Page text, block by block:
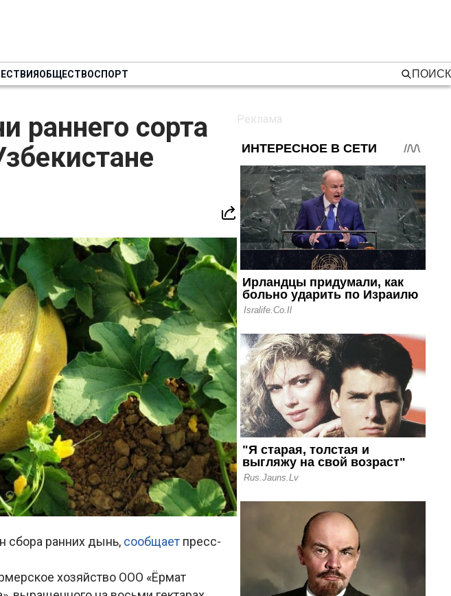
ОБЩЕСТВОСПОРТ ПОИСК
раннего сорта
сбора ранних дынь, сообщает пресс-
хозяйство ООО «Ёрмат